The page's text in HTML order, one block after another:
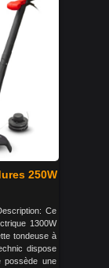
250W
Ce
1300W
tondeuse à
dispose
possède une